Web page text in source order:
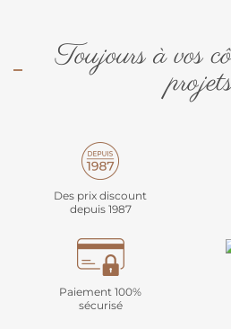
Toujours à vos
Des prix discount
depuis 1987
Paiement 100%
sécurisé